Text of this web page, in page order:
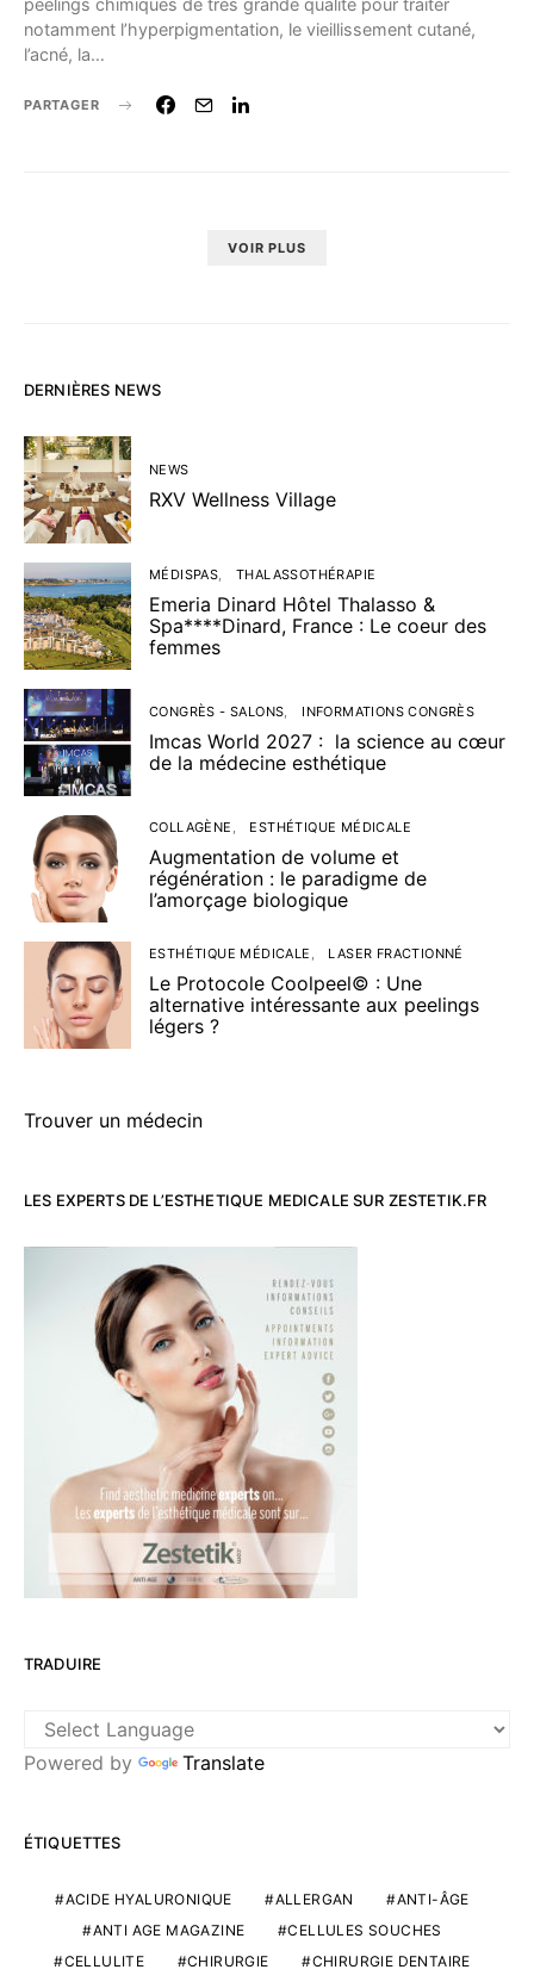
peelings chimiques de très grande qualité pour traiter
notamment l’hyperpigmentation, le vieillissement cutané,
l’acné, la…
PARTAGER
VOIR PLUS
DERNIÈRES NEWS
NEWS
RXV Wellness Village
MÉDISPAS THALASSOTHÉRAPIE
Emeria Dinard Hôtel Thalasso &
Spa****Dinard, France : Le coeur des
femmes
CONGRÈS - SALONS INFORMATIONS CONGRÈS
Imcas World 2027 : la science au cœur
de la médecine esthétique
COLLAGÈNE ESTHÉTIQUE MÉDICALE
Augmentation de volume et
régénération : le paradigme de
l’amorçage biologique
ESTHÉTIQUE MÉDICALE LASER FRACTIONNÉ
Le Protocole Coolpeel© : Une
alternative intéressante aux peelings
légers ?
Trouver un médecin
LES EXPERTS DE L’ESTHETIQUE MEDICALE SUR ZESTETIK.FR
TRADUIRE
Powered by Translate
ÉTIQUETTES
ACIDE HYALURONIQUE ALLERGAN
ANTI-ÂGE
ANTI AGE MAGAZINE
CELLULES SOUCHES
CELLULITE
CHIRURGIE
CHIRURGIE DENTAIRE